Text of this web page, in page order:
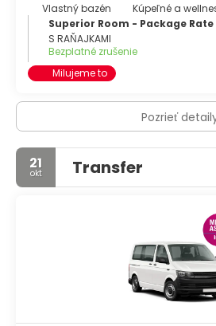
Vlastný bazén
Kúpeľné a
Superior Room - Package Rate
S RAŇAJKAMI
Bezplatné zrušenie
Milujeme to
Pozrieť
21
okt Transfer